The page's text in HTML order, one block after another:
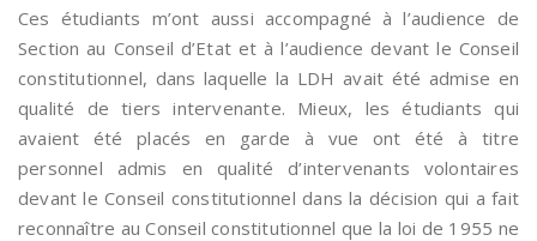
Ces étudiants m’ont aussi accompagné à l’audience de
Section au Conseil d’Etat et à l’audience devant le Conseil
constitutionnel, dans laquelle la LDH avait été admise en
qualité de tiers intervenante. Mieux, les étudiants qui
avaient été placés en garde à vue ont été à titre
personnel admis en qualité d’intervenants volontaires
devant le Conseil constitutionnel dans la décision qui a fait
reconnaître au Conseil constitutionnel que la loi de 1955 ne